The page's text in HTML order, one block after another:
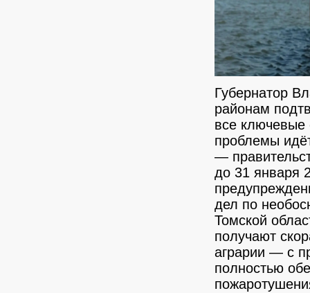
Губернатор
районам
все
проблемы
—
до 31 января
дел по
Томской
получают
аграрии — с
полностью